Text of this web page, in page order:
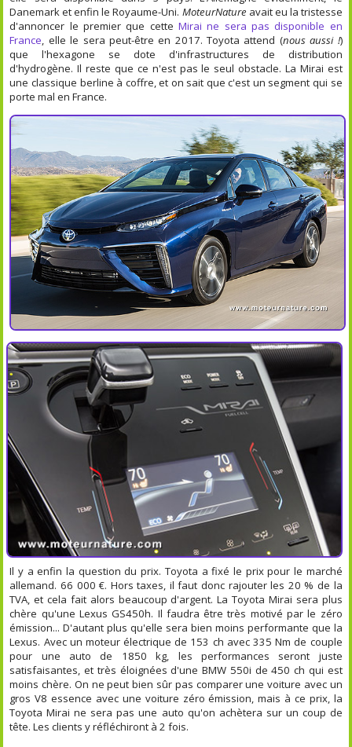
Danemark et enfin le Royaume-Uni. MoteurNature avait eu la tristesse
d'annoncer le premier que cette Mirai ne sera pas disponible en
France, elle le sera peut-être en 2017. Toyota attend (nous aussi !)
que l'hexagone se dote d'infrastructures de distribution
d'hydrogène. Il reste que ce n'est pas le seul obstacle. La Mirai est
une classique berline à coffre, et on sait que c'est un segment qui se
porte mal en France.
Il y a enfin la question du prix. Toyota a fixé le prix pour le marché
allemand. 66 000 €. Hors taxes, il faut donc rajouter les 20 % de la
TVA, et cela fait alors beaucoup d'argent. La Toyota Mirai sera plus
chère qu'une Lexus GS450h. Il faudra être très motivé par le zéro
émission... D'autant plus qu'elle sera bien moins performante que la
Lexus. Avec un moteur électrique de 153 ch avec 335 Nm de couple
pour une auto de 1850 kg, les performances seront juste
satisfaisantes, et très éloignées d'une BMW 550i de 450 ch qui est
moins chère. On ne peut bien sûr pas comparer une voiture avec un
gros V8 essence avec une voiture zéro émission, mais à ce prix, la
Toyota Mirai ne sera pas une auto qu'on achètera sur un coup de
tête. Les clients y réfléchiront à 2 fois.